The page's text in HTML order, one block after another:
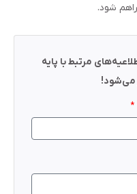
شود.
مرتبط با پایه
می‌شود!